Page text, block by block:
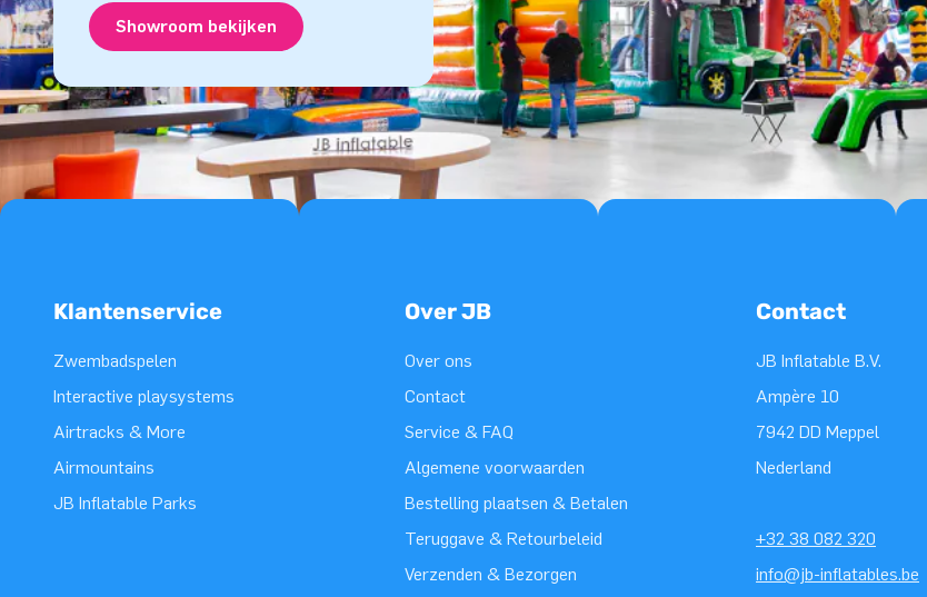
Showroom bekijken
Klantenservice
Zwembadspelen
Interactive playsystems
Airtracks & More
Airmountains
JB Inflatable Parks
Over JB
Over ons
Contact
Service & FAQ
Algemene voorwaarden
Bestelling plaatsen & Betalen
Teruggave & Retourbeleid
Verzenden & Bezorgen
Contact
JB Inflatable B.V.
Ampère 10
7942 DD Meppel
Nederland
+32 38 082 320
info@jb-inflatables.be